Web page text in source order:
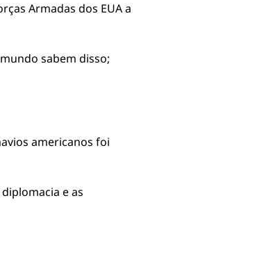
Armadas dos EUA a
sabem disso;
americanos foi
e as